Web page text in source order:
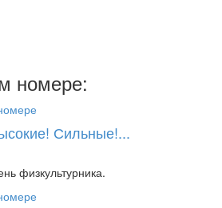
номере:
Сильные!...
физкультурника.